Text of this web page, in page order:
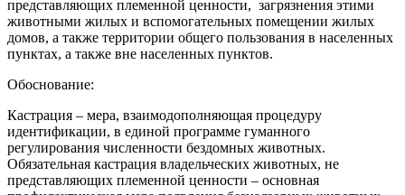
представляющих племенной ценности, загрязнения этими
животными жилых и вспомогательных помещении‌ жилых
домов, а также территории общего пользования в населенных
пунктах, а также вне населенных пунктов.
Обоснование:
Кастрация – мера, взаимодополняющая процедуру
идентификации, в единой программе гуманного
регулирования численности бездомных животных.
Обязательная кастрация владельческих животных, не
представляющих племенной ценности – основная